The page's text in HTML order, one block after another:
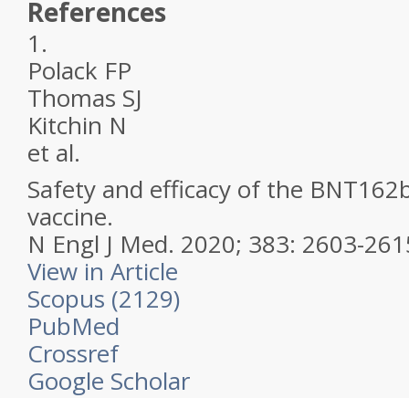
References
1.
Polack FP
Thomas SJ
Kitchin N
et al.
Safety and efficacy of the
vaccine.
N Engl J Med. 2020; 383: 2603-
View in Article
Scopus (2129)
PubMed
Crossref
Google Scholar